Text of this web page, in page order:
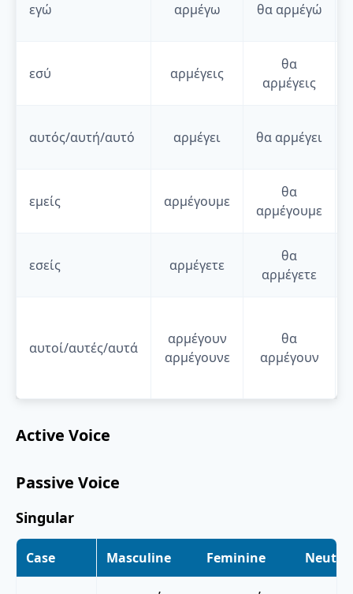
εγώ αρμέγω θα αρμέγώ
εσύ αρμέγεις
θα
αρμέγεις
αυτός/αυτή/αυτό αρμέγει θα αρμέγει
εμείς αρμέγουμε
θα
αρμέγουμε
εσείς αρμέγετε
θα
αρμέγετε
αυτοί/αυτές/αυτά
αρμέγουν
αρμέγουνε
θα
αρμέγουν
Active Voice
Passive Voice
Singular
Case Masculine Feminine Neuter